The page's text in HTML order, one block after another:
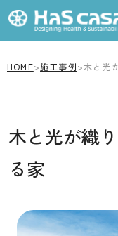
ハスカーサについて
デザインについて
ポラスグループについて
施工事例
HOME>施工事例>木と光
木と光が織
る家